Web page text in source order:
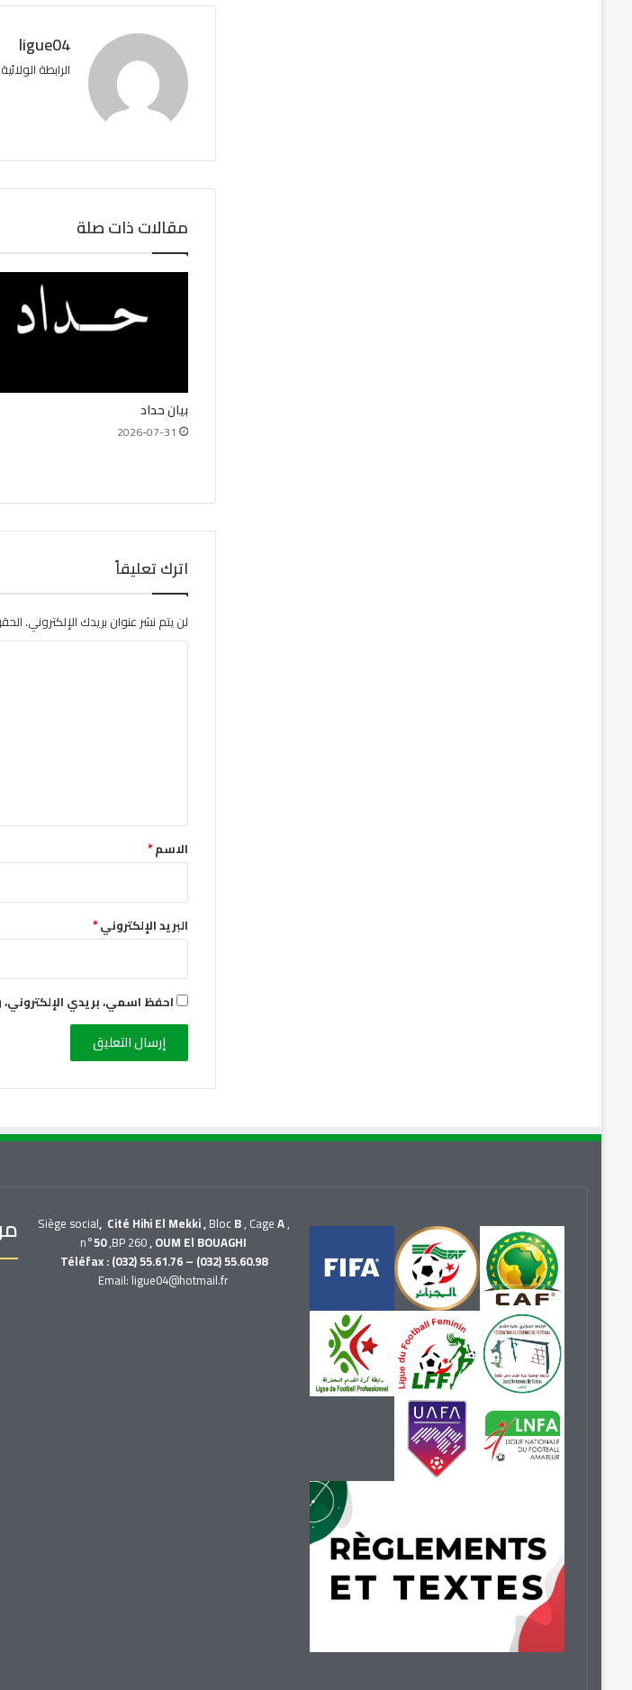
ligue04
الرابطة
مقالات ذات صلة
بيان حداد
2026-07-31
اترك تعليقاً
لن يتم نشر عنوان بريدك الإلكتروني.
*
الاسم*
البريد الإلكتروني*
احفظ اسمي، بريدي
Siège social, Cité Hihi El Mekki ,BlocB, CageA,
n°50,BP 260, OUM El BOUAGHI
Téléfax : (032) 55.61.76 – (032) 55.60.98
Email: ligue04@hotmail.fr